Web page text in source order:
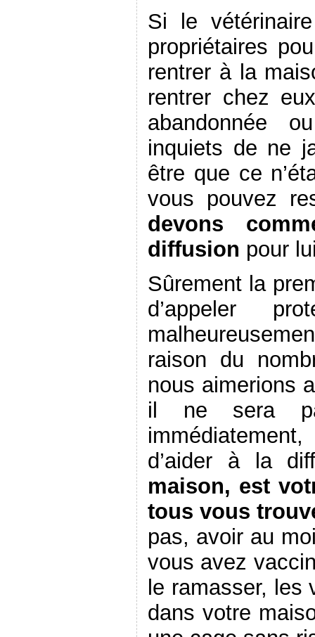
Si le
propriétaires
rentrer à la
rentrer chez
abandonnée
inquiets de ne
être que ce
vous pouvez
devons
diffusion pour
Sûrement la
d’appeler
raison du
nous aimerions
il ne sera
d’aider à la
maison, est
tous vous
pas, avoir au
vous avez
le ramasser, les
dans votre